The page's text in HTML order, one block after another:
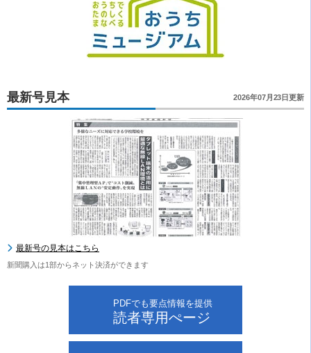
最新号見本 2026年07月23日更新
最新号の見本はこちら
新聞購入は1部からネット決済ができます
PDFでも要点情報を提供
読者専用ぺージ